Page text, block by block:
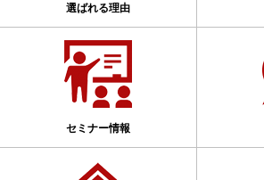
選ばれる理由
セミナー情報